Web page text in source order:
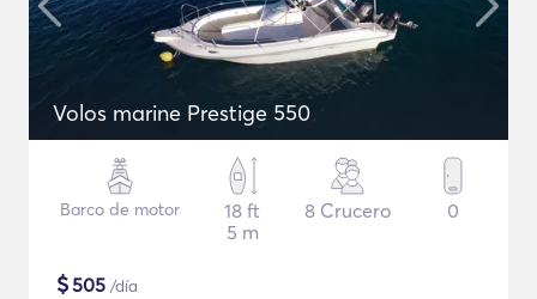
Volos marine Prestige 550
Barco de motor
18 ft
5 m
8 Crucero 0
$505 /día